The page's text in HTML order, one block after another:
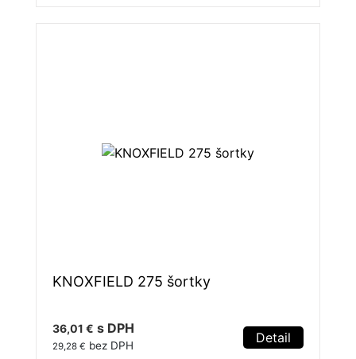
KNOXFIELD 275 šortky
36,01 € s DPH
29,28 € bez DPH Detail